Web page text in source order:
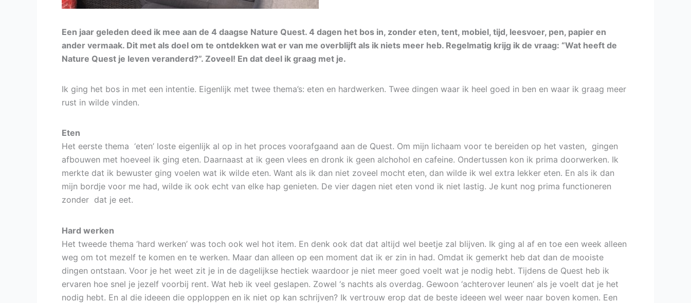
Een jaar geleden deed ik mee aan de 4 daagse Nature Quest. 4 dagen het bos in, zonder eten, tent, mobiel, tijd, leesvoer, pen, papier en
ander vermaak. Dit met als doel om te ontdekken wat er van me overblijft als ik niets meer heb. Regelmatig krijg ik de vraag: “Wat heeft de
Nature Quest je leven veranderd?”. Zoveel! En dat deel ik graag met je.
Ik ging het bos in met een intentie. Eigenlijk met twee thema’s: eten en hardwerken. Twee dingen waar ik heel goed in ben en waar ik graag meer
rust in wilde vinden.
Eten
Het eerste thema ‘eten’ loste eigenlijk al op in het proces voorafgaand aan de Quest. Om mijn lichaam voor te bereiden op het vasten, gingen
afbouwen met hoeveel ik ging eten. Daarnaast at ik geen vlees en dronk ik geen alchohol en cafeine. Ondertussen kon ik prima doorwerken. Ik
merkte dat ik bewuster ging voelen wat ik wilde eten. Want als ik dan niet zoveel mocht eten, dan wilde ik wel extra lekker eten. En als ik dan
mijn bordje voor me had, wilde ik ook echt van elke hap genieten. De vier dagen niet eten vond ik niet lastig. Je kunt nog prima functioneren
zonder dat je eet.
Hard werken
Het tweede thema ‘hard werken’ was toch ook wel hot item. En denk ook dat dat altijd wel beetje zal blijven. Ik ging al af en toe een week alleen
weg om tot mezelf te komen en te werken. Maar dan alleen op een moment dat ik er zin in had. Omdat ik gemerkt heb dat dan de mooiste
dingen ontstaan. Voor je het weet zit je in de dagelijkse hectiek waardoor je niet meer goed voelt wat je nodig hebt. Tijdens de Quest heb ik
ervaren hoe snel je jezelf voorbij rent. Wat heb ik veel geslapen. Zowel ‘s nachts als overdag. Gewoon ‘achterover leunen’ als je voelt dat je het
nodig hebt. En al die ideeen die opploppen en ik niet op kan schrijven? Ik vertrouw erop dat de beste ideeen wel weer naar boven komen. Een